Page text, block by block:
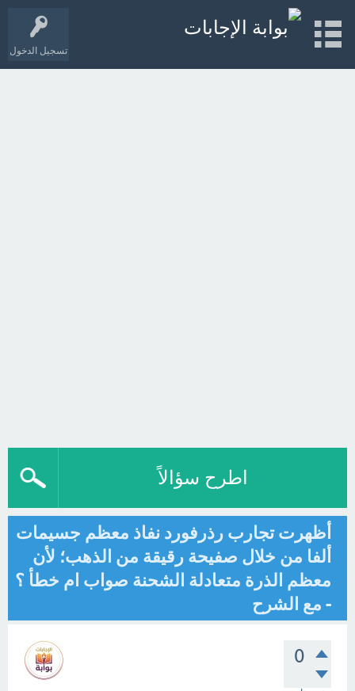
تسجيل الدخول
اطرح سؤالاً
أظهرت تجارب رذرفورد نفاذ معظم جسيمات
ألفا من خلال صفيحة رقيقة من الذهب؛ لأن
معظم الذرة متعادلة الشحنة صواب ام خطأ ؟
- مع الشرح
0